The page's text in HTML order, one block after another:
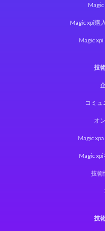
Magic
Magic xpi購
Magic
技
コミュ
オ
Magic
Magic
技術
技